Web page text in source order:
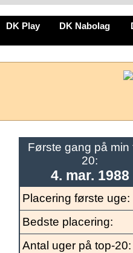
DK Play DK Nabolag
Første gang på min
20:
4. mar. 1988
Placering første uge:
Bedste placering:
Antal uger på top-20: